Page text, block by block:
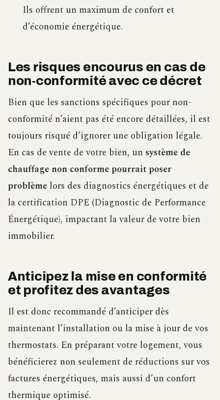
Ils offrent un maximum de confort et
d’économie énergétique.
Les risques encourus en cas de
non-conformité avec ce décret
Bien que les sanctions spécifiques pour non-
conformité n’aient pas été encore détaillées, il est
toujours risqué d’ignorer une obligation légale.
En cas de vente de votre bien, un système de
chauffage non conforme pourrait poser
problème lors des diagnostics énergétiques et de
la certification DPE (Diagnostic de Performance
Énergétique), impactant la valeur de votre bien
immobilier.
Anticipez la mise en conformité
et profitez des avantages
Il est donc recommandé d’anticiper dès
maintenant l’installation ou la mise à jour de vos
thermostats. En préparant votre logement, vous
bénéficierez non seulement de réductions sur vos
factures énergétiques, mais aussi d’un confort
thermique optimisé.